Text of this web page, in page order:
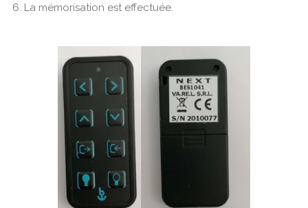
La mémorisation est effectuée.